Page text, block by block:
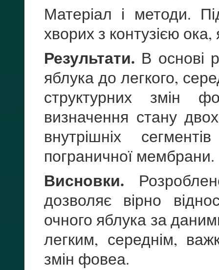
Матеріал і методи.
хворих з контузією
Результати. В основі
яблука до легкого,
структурних змін
визначення стану
внутрішніх
пограничної
Висновки.
дозволяє вірно
очного яблука за
легким, середнім,
змін фовеа.